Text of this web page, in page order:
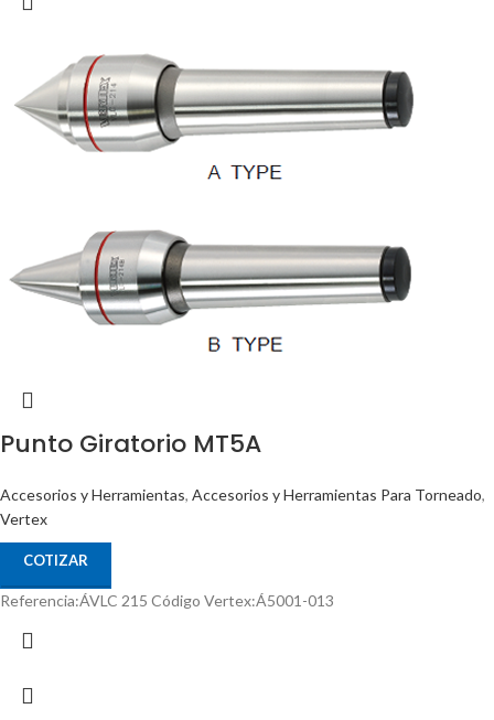
Punto Giratorio MT5A
Accesorios y Herramientas, Accesorios y Herramientas Para Torneado,
Vertex
COTIZAR
Referencia:ÁVLC 215 Código Vertex:Á5001-013